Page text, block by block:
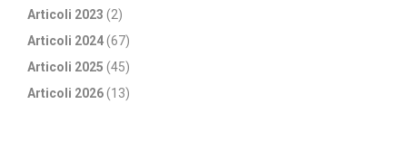
Articoli 2023 (2)
Articoli 2024(67)
Articoli 2025 (45)
Articoli 2026(13)